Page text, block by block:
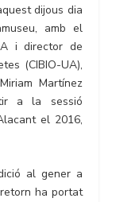
dijous dia
amb el
i director de
(CIBIO-UA),
Martínez
a la sessió
el 2016,
al gener a
ha portat